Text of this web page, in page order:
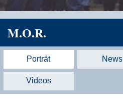
M.O.R.
Porträt News
Videos